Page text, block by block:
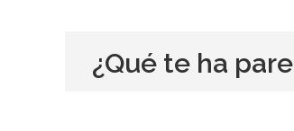
¿Qué te ha